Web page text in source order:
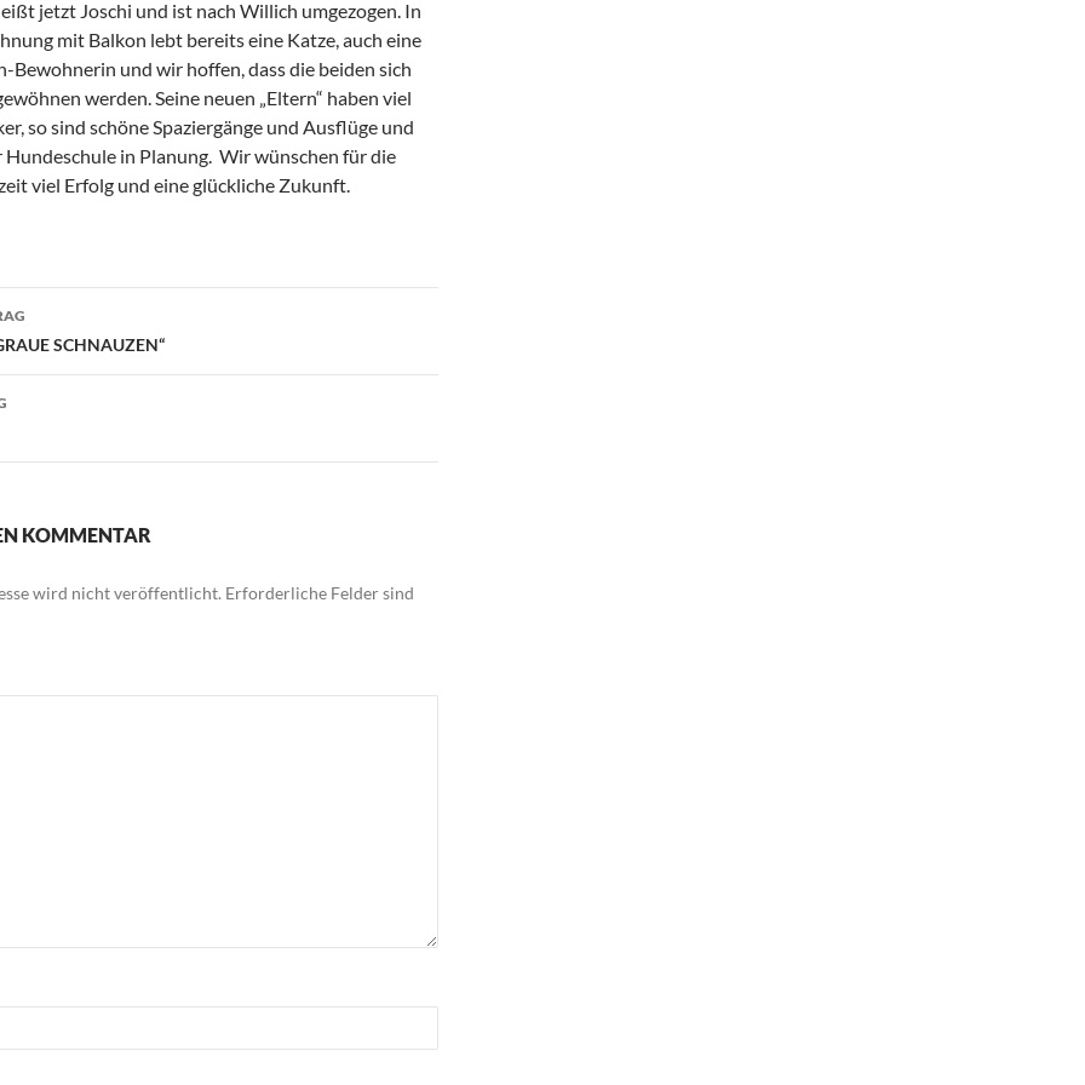
jetzt Joschi und ist nach Willich umgezogen. In
mit Balkon lebt bereits eine Katze, auch eine
Bewohnerin und wir hoffen, dass die beiden sich
werden. Seine neuen „Eltern“ haben viel
so sind schöne Spaziergänge und Ausflüge und
Hundeschule in Planung. Wir wünschen für die
viel Erfolg und eine glückliche Zukunft.
SCHNAUZEN“
KOMMENTAR
wird nicht veröffentlicht. Erforderliche Felder sind